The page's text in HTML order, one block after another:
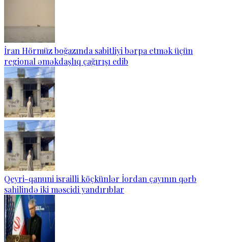
İran Hörmüz boğazında sabitliyi bərpa etmək üçün
regional əməkdaşlıq çağırışı edib
Qeyri-qanuni israilli köçkünlər İordan çayının qərb
sahilində iki məscidi yandırıblar